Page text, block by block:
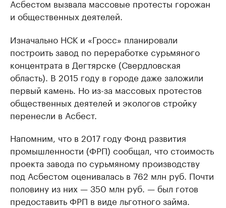
Асбестом вызвала массовые протесты горожан
и общественных деятелей.
Изначально НСК и «Гросс» планировали
построить завод по переработке сурьмяного
концентрата в Дегтярске (Свердловская
область). В 2015 году в городе даже заложили
первый камень. Но из-за массовых протестов
общественных деятелей и экологов стройку
перенесли в Асбест.
Напомним, что в 2017 году Фонд развития
промышленности (ФРП) сообщал, что стоимость
проекта завода по сурьмяному производству
под Асбестом оценивалась в 762 млн руб. Почти
половину из них — 350 млн руб. — был готов
предоставить ФРП в виде льготного займа.